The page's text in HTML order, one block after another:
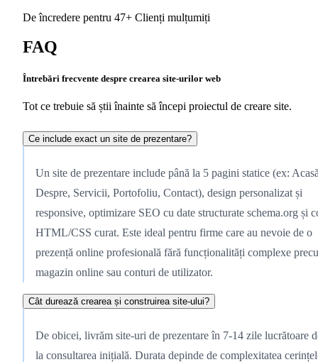
De încredere pentru 47+ Clienți mulțumiți
FAQ
Întrebări frecvente despre crearea site-urilor web
Tot ce trebuie să știi înainte să începi proiectul de creare site.
Ce include exact un site de prezentare?
Un site de prezentare include până la 5 pagini statice (ex:
Despre, Servicii, Portofoliu, Contact), design personalizat și
responsive, optimizare SEO cu date structurate schema.org și
HTML/CSS curat. Este ideal pentru firme care au nevoie de o
prezență online profesională fără funcționalități complexe
magazin online sau conturi de utilizator.
Cât durează crearea și construirea site-ului?
De obicei, livrăm site-uri de prezentare în 7-14 zile lucrătoare
la consultarea inițială. Durata depinde de complexitatea